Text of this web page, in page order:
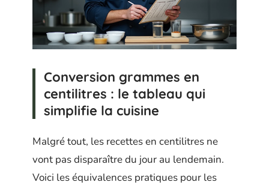
Conversion grammes en
centilitres : le tableau qui
simplifie la cuisine
Malgré tout, les recettes en centilitres ne
vont pas disparaître du jour au lendemain.
Voici les équivalences pratiques pour les